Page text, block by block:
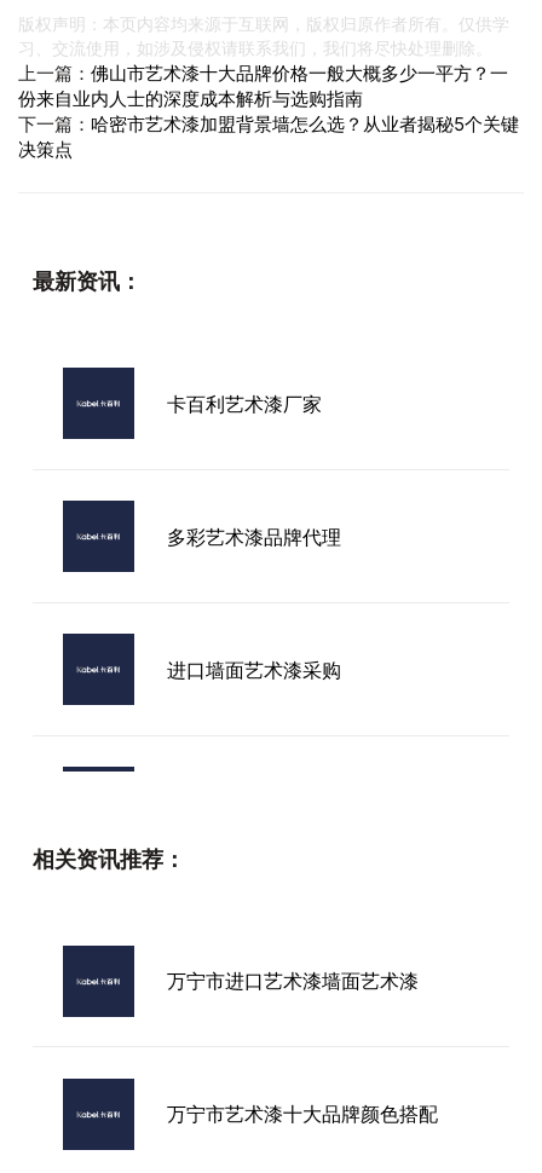
版权声明：本页内容均来源于互联网，版权归原作者所有。仅供学
习、交流使用，如涉及侵权请联系我们，我们将尽快处理删除。
上一篇： 佛山市艺术漆十大品牌价格一般大概多少一平方？一
份来自业内人士的深度成本解析与选购指南
下一篇： 哈密市艺术漆加盟背景墙怎么选？从业者揭秘5个关键
决策点
最新资讯：
卡百利艺术漆厂家
多彩艺术漆品牌代理
进口墙面艺术漆采购
相关资讯推荐：
万宁市进口艺术漆墙面艺术漆
万宁市艺术漆十大品牌颜色搭配